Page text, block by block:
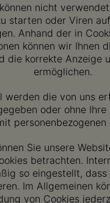
nicht
starten oder Viren
Anhand der in
können wir Ihnen
die korrekte Anzeige
ermöglichen.
werden die von uns
oder ohne
Sie unsere
betrachten.
so eingestellt, dass
Im Allgemeinen
von Cookies